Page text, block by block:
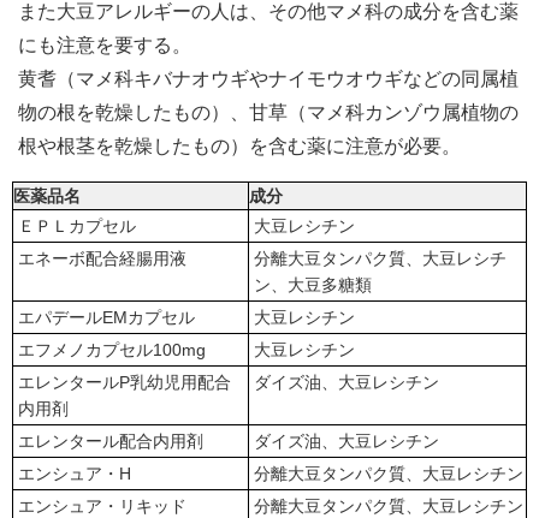
また大豆アレルギーの人は、その他マメ科の成分を含む薬
にも注意を要する。
黄耆（マメ科キバナオウギやナイモウオウギなどの同属植
物の根を乾燥したもの）、甘草（マメ科カンゾウ属植物の
根や根茎を乾燥したもの）を含む薬に注意が必要。
医薬品名
成分
ＥＰＬカプセル
大豆レシチン
エネーボ配合経腸用液
分離大豆タンパク質、大豆レシチ
ン、大豆多糖類
エパデールEMカプセル
大豆レシチン
エフメノカプセル100mg
大豆レシチン
エレンタールP乳幼児用配合
内用剤
ダイズ油、大豆レシチン
エレンタール配合内用剤
ダイズ油、大豆レシチン
エンシュア・H
分離大豆タンパク質、大豆レシチン
エンシュア・リキッド
分離大豆タンパク質、大豆レシチン